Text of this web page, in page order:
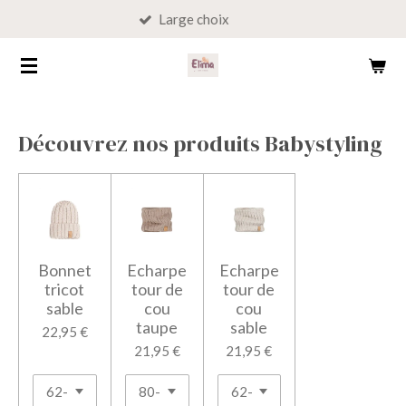
contenu
Large choix
Découvrez nos produits Babystyling
Bonnet
tricot
sable
22,95 €
Echarpe
tour de
cou
taupe
21,95 €
Echarpe
tour de
cou
sable
21,95 €